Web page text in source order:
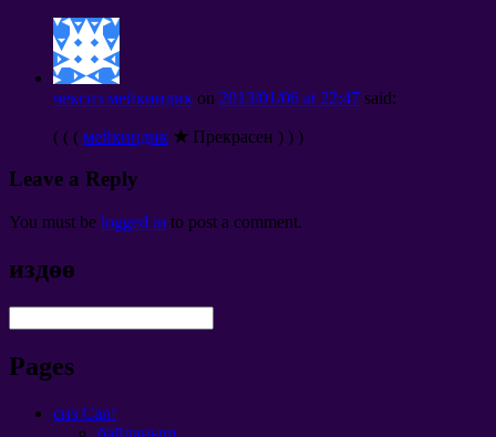
чексиз мейкиндик on 2013/01/06 at 22:47 said:
( ( ( мейкиндик ★ Прекрасен ) ) )
Leave a Reply
You must be logged in to post a comment.
издөө
Pages
сиз Can!
байланыш